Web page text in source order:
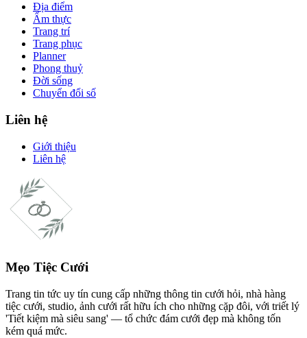
Địa điểm
Ẩm thực
Trang trí
Trang phục
Planner
Phong thuỷ
Đời sống
Chuyển đổi số
Liên hệ
Giới thiệu
Liên hệ
Mẹo Tiệc Cưới
Trang tin tức uy tín cung cấp những thông tin cưới hỏi, nhà hàng
tiệc cưới, studio, ảnh cưới rất hữu ích cho những cặp đôi, với triết lý
'Tiết kiệm mà siêu sang' — tổ chức đám cưới đẹp mà không tốn
kém quá mức.